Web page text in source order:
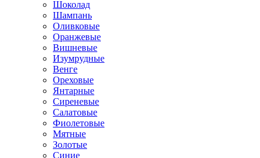
Шоколад
Шампань
Оливковые
Оранжевые
Вишневые
Изумрудные
Венге
Ореховые
Янтарные
Сиреневые
Салатовые
Фиолетовые
Мятные
Золотые
Синие